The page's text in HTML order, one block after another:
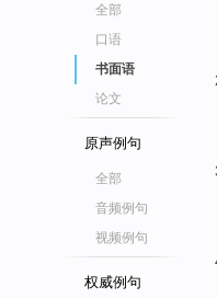
全部
口语
书面语
论文
原声例句
全部
音频例句
视频例句
权威例句